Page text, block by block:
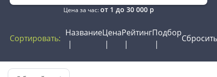
Цена за час:от 1 до 30 000р
Сортировать:
НазваниеЦенаРейтингПодбор
Сбросить